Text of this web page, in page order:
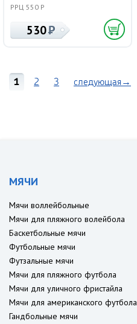
РРЦ 550 Р
530
1 2 3 следующая→
МЯЧИ
Мячи воллейбольные
Мячи для пляжного волейбола
Баскетбольные мячи
Футбольные мячи
Футзальные мячи
Мячи для пляжного футбола
Мячи для уличного фристайла
Мячи для американского футбола
Гандбольные мячи